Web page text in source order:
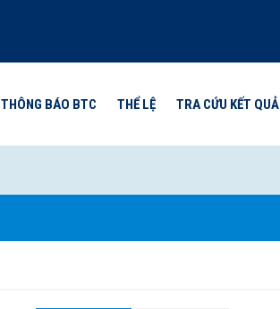
THÔNG BÁO BTC THỂ LỆ TRA CỨU KẾT QUẢ